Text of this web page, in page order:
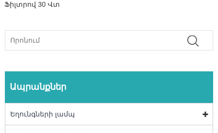
Ֆիլտրով 30 Վտ
Ապրանքներ
Եղունգների լամպ